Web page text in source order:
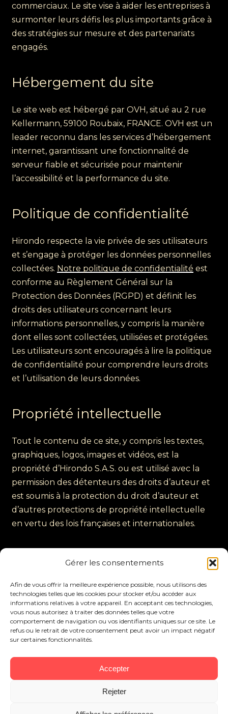
Gérer les consentements
Afin de vous offrir la meilleure expérience possible, nous utilisons des
technologies telles que les cookies pour stocker et/ou accéder aux
informations relatives à votre appareil. En acceptant ces technologies,
vous nous autorisez à traiter des données telles que votre
comportement de navigation ou vos identifiants uniques sur ce site. Le
refus ou le retrait de votre consentement peut avoir un impact négatif
sur certaines fonctionnalités.
Accepter
Rejeter
commerciaux. Le site vise à aider les entreprises à
surmonter leurs défis les plus importants grâce à
des stratégies sur mesure et des partenariats
engagés.
Hébergement du site
Le site web est hébergé par OVH, situé au 2 rue
Kellermann, 59100 Roubaix, FRANCE. OVH est un
leader reconnu dans les services d’hébergement
internet, garantissant une fonctionnalité de
serveur fiable et sécurisée pour maintenir
l’accessibilité et la performance du site.
Politique de confidentialité
Hirondo respecte la vie privée de ses utilisateurs
et s’engage à protéger les données personnelles
collectées. Notre politique de confidentialité est
conforme au Règlement Général sur la
Protection des Données (RGPD) et définit les
droits des utilisateurs concernant leurs
informations personnelles, y compris la manière
dont elles sont collectées, utilisées et protégées.
Les utilisateurs sont encouragés à lire la politique
de confidentialité pour comprendre leurs droits
et l’utilisation de leurs données.
Propriété intellectuelle
Tout le contenu de ce site, y compris les textes,
graphiques, logos, images et vidéos, est la
propriété d’Hirondo S.A.S. ou est utilisé avec la
permission des détenteurs des droits d’auteur et
est soumis à la protection du droit d’auteur et
d’autres protections de propriété intellectuelle
en vertu des lois françaises et internationales.
Informations de contact
Pour toute demande ou préoccupation
concernant le contenu, le fonctionnement ou les
services de ce site web, veuillez nous contacter
directement à l’adresse legal@hirondo.co.